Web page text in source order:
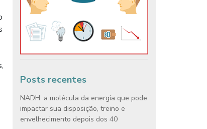
Posts recentes
NADH: a molécula da energia que pode
impactar sua disposição, treino e
envelhecimento depois dos 40